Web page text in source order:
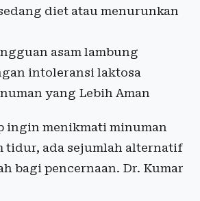
diet atau menurunkan
asam lambung
intoleransi laktosa
yang Lebih Aman
ingin menikmati minuman
tidur, ada sejumlah alternatif
bagi pencernaan. Dr. Kumar